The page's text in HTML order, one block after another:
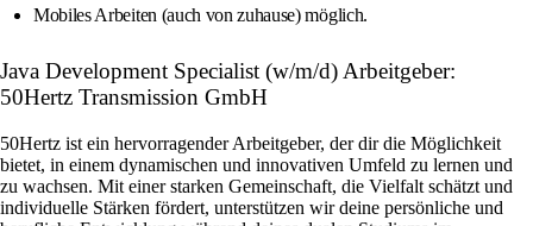
Mobiles Arbeiten (auch von zuhause) möglich.
Java Development Specialist (w/m/d) Arbeitgeber:
50Hertz Transmission GmbH
50Hertz ist ein hervorragender Arbeitgeber, der dir die Möglichkeit
bietet, in einem dynamischen und innovativen Umfeld zu lernen und
zu wachsen. Mit einer starken Gemeinschaft, die Vielfalt schätzt und
individuelle Stärken fördert, unterstützen wir deine persönliche und